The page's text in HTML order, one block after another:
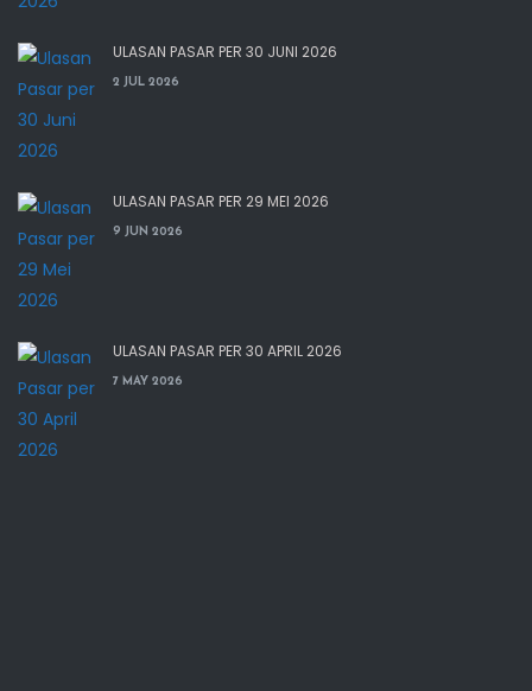
ULASAN PASAR PER 30 JUNI 2026
2 JUL 2026
ULASAN PASAR PER 29 MEI 2026
9 JUN 2026
ULASAN PASAR PER 30 APRIL 2026
7 MAY 2026